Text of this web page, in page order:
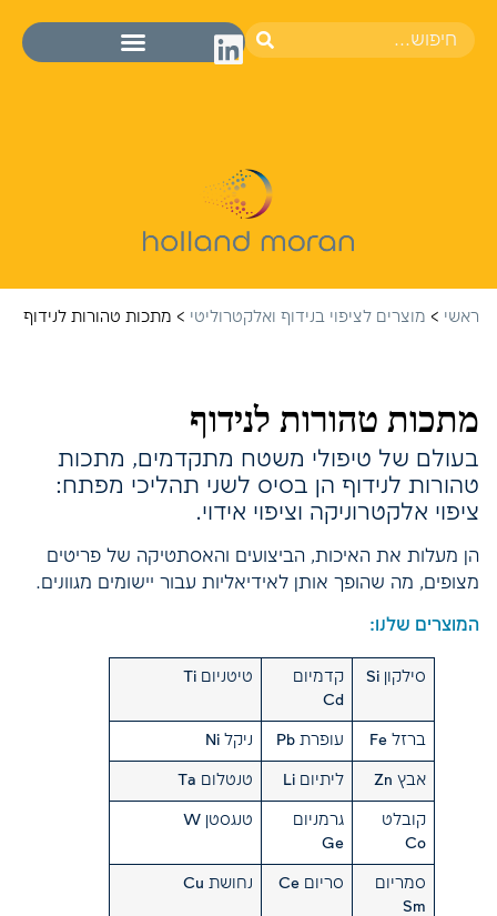
ראשי > מוצרים לציפוי בנידוף ואלקטרוליטי > מתכות טהורות לנידוף
מתכות טהורות לנידוף
בעולם של טיפולי משטח מתקדמים, מתכות
טהורות לנידוף הן בסיס לשני תהליכי מפתח:
ציפוי אלקטרוניקה וציפוי אידוי.
הן מעלות את האיכות, הביצועים והאסתטיקה של פריטים
מצופים, מה שהופך אותן לאידיאליות עבור יישומים מגוונים.
המוצרים שלנו:
סילקון Si
קדמיום
Cd
טיטניום Ti
ברזל Fe עופרת Pb ניקל Ni
אבץ Zn ליתיום Li טנטלום Ta
קובלט
Co
גרמניום
Ge
טנגסטן W
סמריום
Sm
סריום Ce נחושת Cu